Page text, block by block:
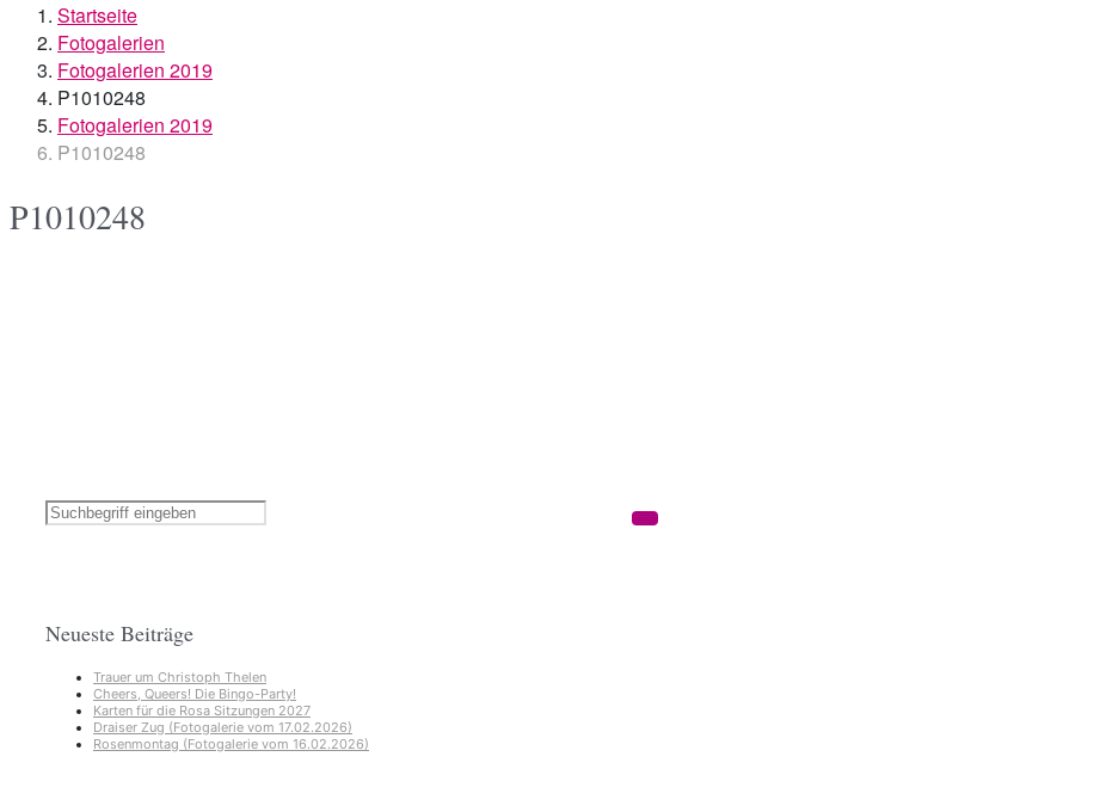
Startseite
Fotogalerien
Fotogalerien 2019
P1010248
Fotogalerien 2019
P1010248
P1010248
Neueste Beiträge
Trauer um Christoph Thelen
Cheers, Queers! Die Bingo-Party!
Karten für die Rosa Sitzungen 2027
Draiser Zug (Fotogalerie vom 17.02.2026)
Rosenmontag (Fotogalerie vom 16.02.2026)